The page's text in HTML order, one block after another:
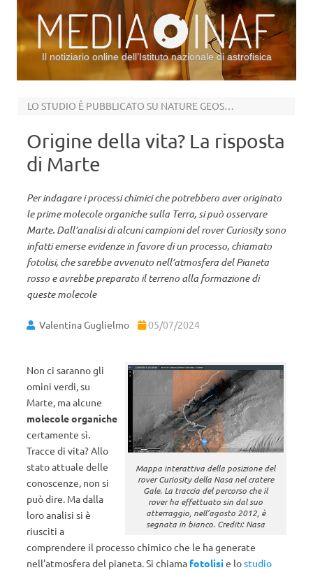
Il notiziario online dell’Istituto nazionale di astrofisica
LO STUDIO È PUBBLICATO SU NATURE GEOSCIENCE
Origine della vita? La risposta
di Marte
Per indagare i processi chimici che potrebbero aver originato
le prime molecole organiche sulla Terra, si può osservare
Marte. Dall’analisi di alcuni campioni del rover Curiosity sono
infatti emerse evidenze in favore di un processo, chiamato
fotolisi, che sarebbe avvenuto nell’atmosfera del Pianeta
rosso e avrebbe preparato il terreno alla formazione di
queste molecole
Valentina Guglielmo 05/07/2024
Mappa interattiva della posizione del
rover Curiosity della Nasa nel cratere
Gale. La traccia del percorso che il
rover ha effettuato sin dal suo
atterraggio, nell’agosto 2012, è
segnata in bianco. Crediti: Nasa
Non ci saranno gli
omini verdi, su
Marte, ma alcune
molecole organiche
certamente sì.
Tracce di vita? Allo
stato attuale delle
conoscenze, non si
può dire. Ma dalla
loro analisi si è
riusciti a
comprendere il processo chimico che le ha generate
nell’atmosfera del pianeta. Si chiama fotolisie lostudio